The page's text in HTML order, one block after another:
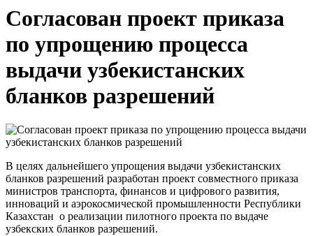
Согласован проект приказа
по упрощению процесса
выдачи узбекистанских
бланков разрешений
В целях дальнейшего упрощения выдачи узбекистанских
бланков разрешений разработан проект совместного приказа
министров транспорта, финансов и цифрового развития,
инноваций и аэрокосмической промышленности Республики
Казахстан о реализации пилотного проекта по выдаче
узбекских бланков разрешений.